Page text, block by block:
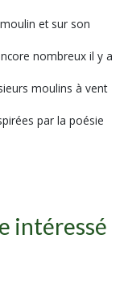
et sur son
nombreux il y a
moulins à vent
par la poésie
intéressé